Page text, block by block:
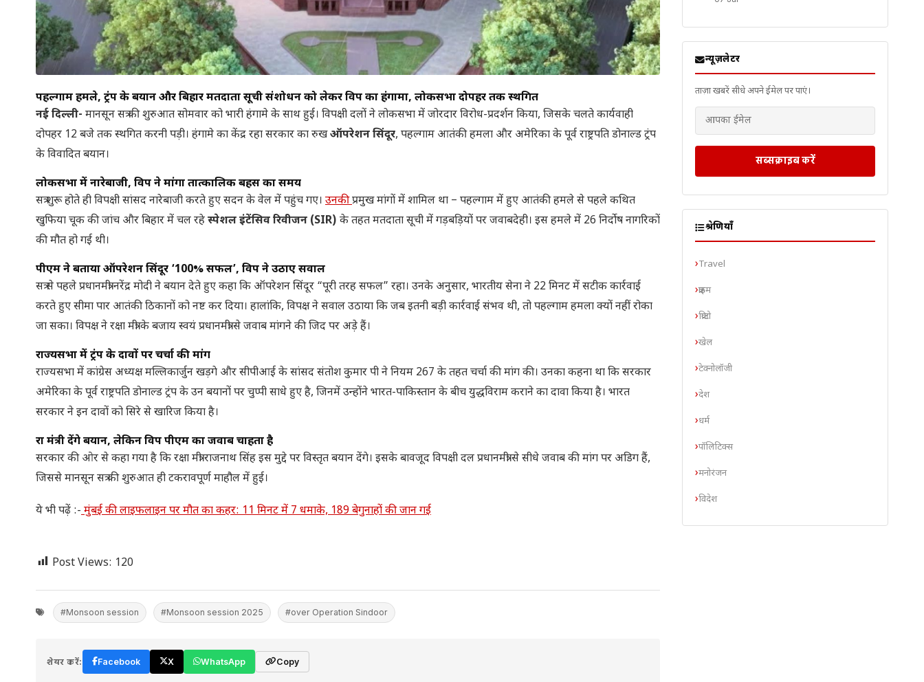
पहल्गाम हमले, ट्रंप के बयान और बिहार मतदाता सूची संशोधन को लेकर विपक्ष का हंगामा, लोकसभा दोपहर तक स्थगित
नई दिल्ली- मानसून सत्र की शुरुआत सोमवार को भारी हंगामे के साथ हुई। विपक्षी दलों ने लोकसभा में जोरदार विरोध-प्रदर्शन किया, जिसके चलते कार्यवाही
दोपहर 12 बजे तक स्थगित करनी पड़ी। हंगामे का केंद्र रहा सरकार का रुखऑपरेशन सिंदूर, पहल्गाम आतंकी हमला और अमेरिका के पूर्व राष्ट्रपति डोनाल्ड ट्रंप
के विवादित बयान।
लोकसभा में नारेबाजी, विपक्ष ने मांगा तात्कालिक बहस का समय
सत्र शुरू होते ही विपक्षी सांसद नारेबाजी करते हुए सदन के वेल में पहुंच गए। उनकीप्रमुख मांगों में शामिल था – पहल्गाम में हुए आतंकी हमले से पहले कथित
खुफिया चूक की जांच और बिहार में चल रहेस्पेशल इंटेंसिव रिवीजन (SIR) के तहत मतदाता सूची में गड़बड़ियों पर जवाबदेही। इस हमले में 26 निर्दोष नागरिकों
की मौत हो गई थी।
पीएम ने बताया ऑपरेशन सिंदूर ‘100% सफल’, विपक्ष ने उठाए सवाल
सत्र से पहले प्रधानमंत्री नरेंद्र मोदी ने बयान देते हुए कहा कि ऑपरेशन सिंदूर “पूरी तरह सफल” रहा। उनके अनुसार, भारतीय सेना ने 22 मिनट में सटीक कार्रवाई
करते हुए सीमा पार आतंकी ठिकानों को नष्ट कर दिया। हालांकि, विपक्ष ने सवाल उठाया कि जब इतनी बड़ी कार्रवाई संभव थी, तो पहल्गाम हमला क्यों नहीं रोका
जा सका। विपक्ष ने रक्षा मंत्री के बजाय स्वयं प्रधानमंत्री से जवाब मांगने की जिद पर अड़े हैं।
राज्यसभा में ट्रंप के दावों पर चर्चा की मांग
राज्यसभा में कांग्रेस अध्यक्ष मल्लिकार्जुन खड़गे और सीपीआई के सांसद संतोश कुमार पी ने नियम 267 के तहत चर्चा की मांग की। उनका कहना था कि सरकार
अमेरिका के पूर्व राष्ट्रपति डोनाल्ड ट्रंप के उन बयानों पर चुप्पी साधे हुए है, जिनमें उन्होंने भारत-पाकिस्तान के बीच युद्धविराम कराने का दावा किया है। भारत
सरकार ने इन दावों को सिरे से खारिज किया है।
रक्षा मंत्री देंगे बयान, लेकिन विपक्ष पीएम का जवाब चाहता है
सरकार की ओर से कहा गया है कि रक्षा मंत्री राजनाथ सिंह इस मुद्दे पर विस्तृत बयान देंगे। इसके बावजूद विपक्षी दल प्रधानमंत्री से सीधे जवाब की मांग पर अडिग हैं,
जिससे मानसून सत्र की शुरुआत ही टकरावपूर्ण माहौल में हुई।
ये भी पढ़ें :-मुंबई की लाइफलाइन पर मौत का कहर: 11 मिनट में 7 धमाके, 189 बेगुनाहों की जान गई
Post Views: 120
#Monsoon session #Monsoon session 2025 #over Operation Sindoor
शेयर करें: Facebook X WhatsApp Copy
न्यूज़लेटर
ताज़ा खबरें सीधे अपने ईमेल पर पाएं।
सब्सक्राइब करें
श्रेणियाँ
Travel
क्राइम
क्रिप्टो
खेल
टेक्नोलॉजी
देश
धर्म
पॉलिटिक्स
मनोरंजन
विदेश